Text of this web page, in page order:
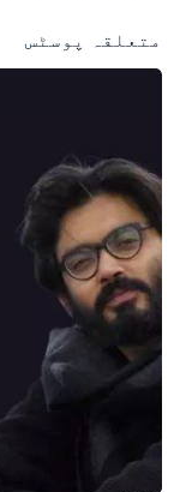
متعلقہ پوسٹس